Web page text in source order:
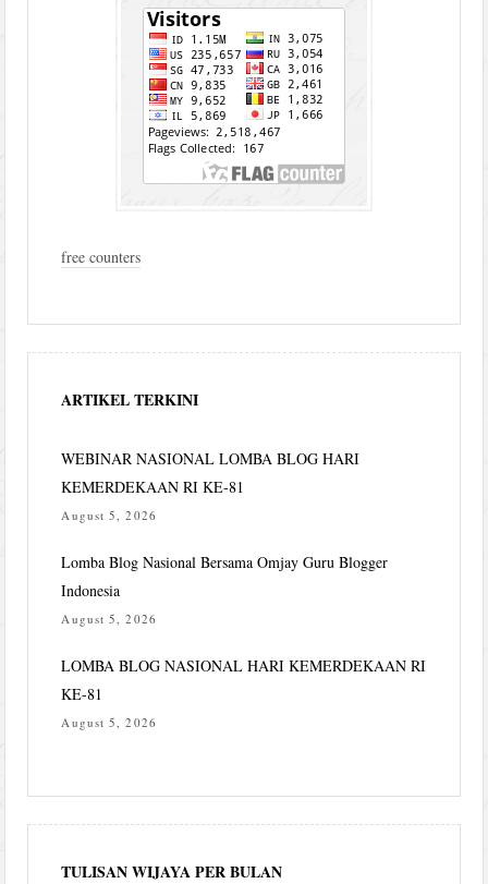
free counters
ARTIKEL TERKINI
WEBINAR NASIONAL LOMBA BLOG HARI
KEMERDEKAAN RI KE-81
August 5, 2026
Lomba Blog Nasional Bersama Omjay Guru Blogger
Indonesia
August 5, 2026
LOMBA BLOG NASIONAL HARI KEMERDEKAAN RI
KE-81
August 5, 2026
TULISAN WIJAYA PER BULAN